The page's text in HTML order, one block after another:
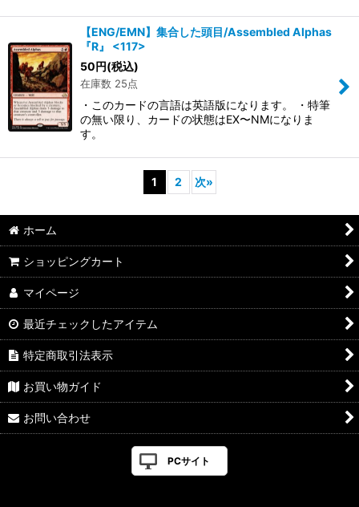
【ENG/EMN】集合した頭目/Assembled Alphas
『R』 <117>
50円(税込)
在庫数 25点
・このカードの言語は英語版になります。 ・特筆
の無い限り、カードの状態はEX〜NMになりま
す。
1 2 次»
ホーム
ショッピングカート
マイページ
最近チェックしたアイテム
特定商取引法表示
お買い物ガイド
お問い合わせ
PCサイト